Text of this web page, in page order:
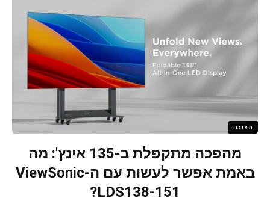
תצוגה
מהפכה מתקפלת ב-135 אינץ': מה
באמת אפשר לעשות עם ה-ViewSonic
LDS138-151?